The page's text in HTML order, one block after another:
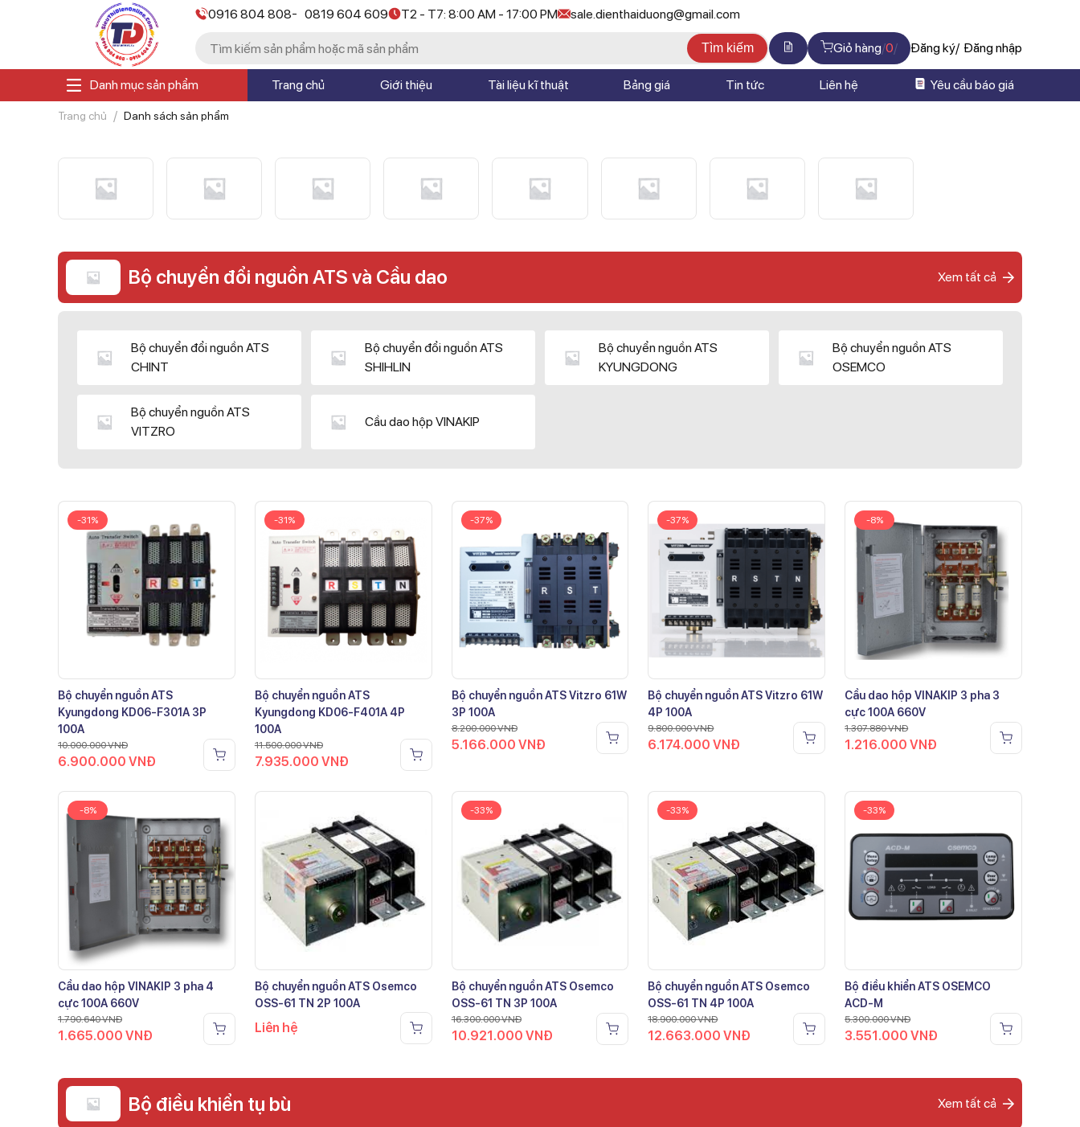
0916 804 808- 0819 604 609 T2 - T7: 8:00 AM - 17:00 PM sale.dienthaiduong@gmail.com
Tìm kiếm Giỏ hàng 0 Đăng ký Đăng nhập
Danh mục sản phẩm Trang chủ Giới thiệu Tài liệu kĩ thuật Bảng giá Tin tức Liên hệ Yêu cầu báo giá
Trang chủ Danh sách sản phẩm
Bộ chuyển đổi nguồn ATS và Cầu dao Xem tất cả
Bộ chuyển đổi nguồn ATS
CHINT
Bộ chuyển đổi nguồn ATS
SHIHLIN
Bộ chuyển nguồn ATS
KYUNGDONG
Bộ chuyển nguồn ATS
OSEMCO
Bộ chuyển nguồn ATS
VITZRO
Cầu dao hộp VINAKIP
-31%
Bộ chuyển nguồn ATS
Kyungdong KD06-F301A 3P
100A
10.000.000VNĐ
6.900.000 VNĐ
-31%
Bộ chuyển nguồn ATS
Kyungdong KD06-F401A 4P
100A
11.500.000VNĐ
7.935.000 VNĐ
-37%
Bộ chuyển nguồn ATS Vitzro 61W
3P 100A
8.200.000VNĐ
5.166.000 VNĐ
-37%
Bộ chuyển nguồn ATS Vitzro 61W
4P 100A
9.800.000VNĐ
6.174.000VNĐ
-8%
Cầu dao hộp VINAKIP 3 pha 3
cực 100A 660V
1.307.880VNĐ
1.216.000VNĐ
-8%
Cầu dao hộp VINAKIP 3 pha 4
cực 100A 660V
1.790.640VNĐ
1.665.000 VNĐ
Bộ chuyển nguồn ATS Osemco
OSS-61 TN 2P 100A
Liên hệ
-33%
Bộ chuyển nguồn ATS Osemco
OSS-61 TN 3P 100A
16.300.000VNĐ
10.921.000 VNĐ
-33%
Bộ chuyển nguồn ATS Osemco
OSS-61 TN 4P 100A
18.900.000VNĐ
12.663.000VNĐ
-33%
Bộ điều khiển ATS OSEMCO
ACD-M
5.300.000VNĐ
3.551.000VNĐ
Bộ điều khiển tụ bù Xem tất cả